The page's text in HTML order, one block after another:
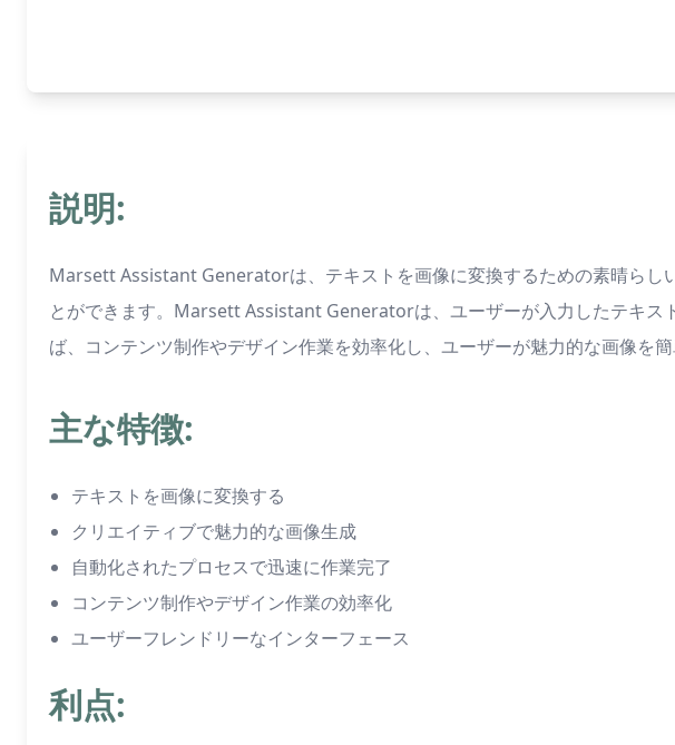
説明:
Marsett Assistant Generatorは、テキストを画像に変換するための素晴らし
とができます。Marsett Assistant Generatorは、ユーザーが入力したテキス
ば、コンテンツ制作やデザイン作業を効率化し、ユーザーが魅力的な画像を簡
主な特徴:
テキストを画像に変換する
クリエイティブで魅力的な画像生成
自動化されたプロセスで迅速に作業完了
コンテンツ制作やデザイン作業の効率化
ユーザーフレンドリーなインターフェース
利点: